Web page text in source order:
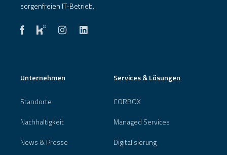
sorgenfreien IT-Betrieb.
Unternehmen
Standorte
Nachhaltigkeit
News & Presse
Services & Lösungen
CORBOX
Managed Services
Digitalisierung